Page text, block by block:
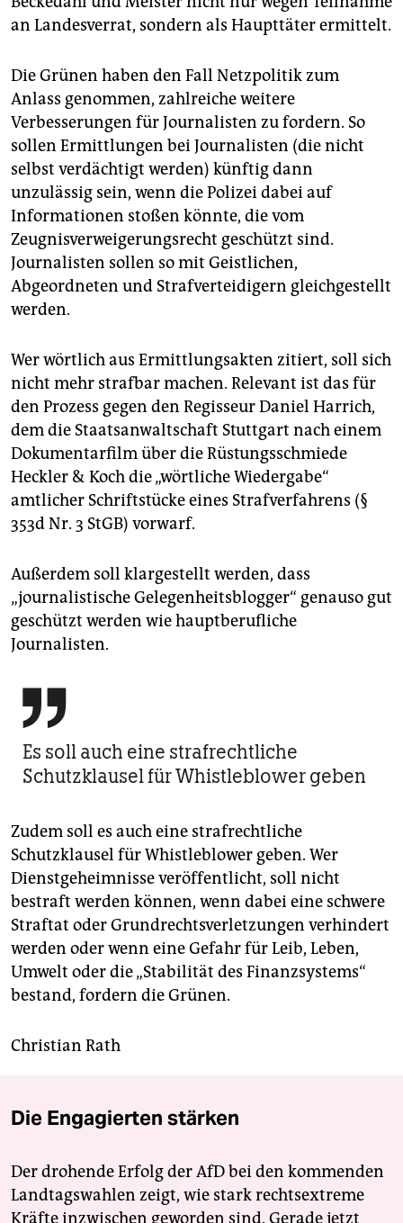
an Landesverrat, sondern als Haupttäter ermittelt.
Die Grünen haben den Fall Netzpolitik zum
Anlass genommen, zahlreiche weitere
Verbesserungen für Journalisten zu fordern. So
sollen Ermittlungen bei Journalisten (die nicht
selbst verdächtigt werden) künftig dann
unzulässig sein, wenn die Polizei dabei auf
Informationen stoßen könnte, die vom
Zeugnisverweigerungsrecht geschützt sind.
Journalisten sollen so mit Geistlichen,
Abgeordneten und Strafverteidigern gleichgestellt
werden.
Wer wörtlich aus Ermittlungsakten zitiert, soll sich
nicht mehr strafbar machen. Relevant ist das für
den Prozess gegen den Regisseur Daniel Harrich,
dem die Staatsanwaltschaft Stuttgart nach einem
Dokumentarfilm über die Rüstungsschmiede
Heckler & Koch die „wörtliche Wiedergabe“
amtlicher Schriftstücke eines Strafverfahrens (§
353d Nr. 3 StGB) vorwarf.
Außerdem soll klargestellt werden, dass
„journalistische Gelegenheitsblogger“ genauso gut
geschützt werden wie hauptberufliche
Journalisten.

Es soll auch eine strafrechtliche
Schutzklausel für Whistleblower geben
Zudem soll es auch eine strafrechtliche
Schutzklausel für Whistleblower geben. Wer
Dienstgeheimnisse veröffentlicht, soll nicht
bestraft werden können, wenn dabei eine schwere
Straftat oder Grundrechtsverletzungen verhindert
werden oder wenn eine Gefahr für Leib, Leben,
Umwelt oder die „Stabilität des Finanzsystems“
bestand, fordern die Grünen.
Christian Rath
Die Engagierten stärken
Der drohende Erfolg der AfD bei den kommenden
Landtagswahlen zeigt, wie stark rechtsextreme
Kräfte inzwischen geworden sind. Gerade jetzt